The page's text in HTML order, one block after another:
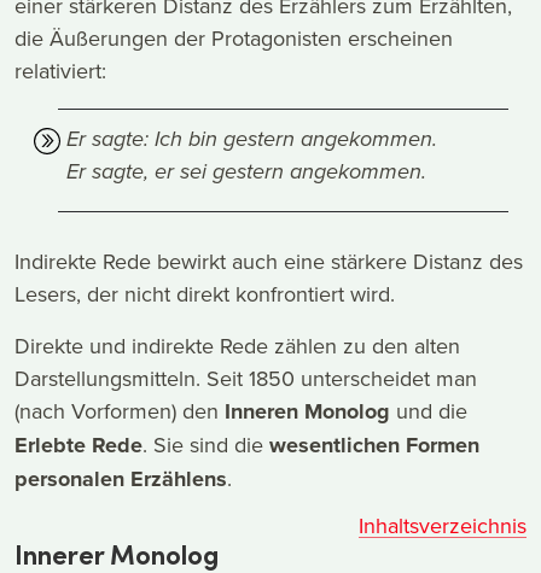
die Äußerungen der Protagonisten erscheinen
relativiert:
Er sagte: Ich bin gestern angekommen.
Er sagte, er sei gestern angekommen.
Indirekte Rede bewirkt auch eine stärkere Distanz des
Lesers, der nicht direkt konfrontiert wird.
Direkte und indirekte Rede zählen zu den alten
Darstellungsmitteln. Seit 1850 unterscheidet man
(nach Vorformen) den Inneren Monolog und die
Erlebte Rede. Sie sind die wesentlichen Formen
personalen Erzählens.
Inhaltsverzeichnis
Innerer Monolog